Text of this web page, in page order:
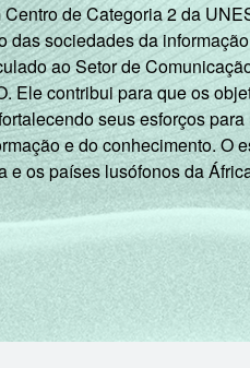
2
de Categoria 2 da
das sociedades da
ao Setor de
Ele contribui para que os
seus esforços para
e do conhecimento. O
e os países lusófonos da